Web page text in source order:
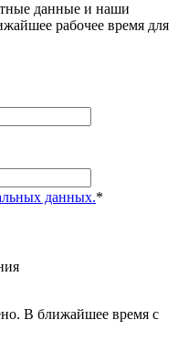
данные и наши
рабочее время для
данных.*
В ближайшее время с